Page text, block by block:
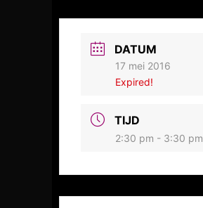
DATUM
17 mei 2016
Expired!
TIJD
2:30 pm - 3:30 pm